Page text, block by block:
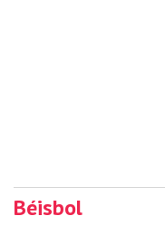
Béisbol